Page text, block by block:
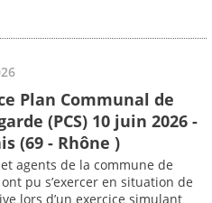
Plan Communal de
(PCS) 10 juin 2026 -
(69 - Rhône )
agents de la commune de
pu s’exercer en situation de
lors d’un exercice simulant